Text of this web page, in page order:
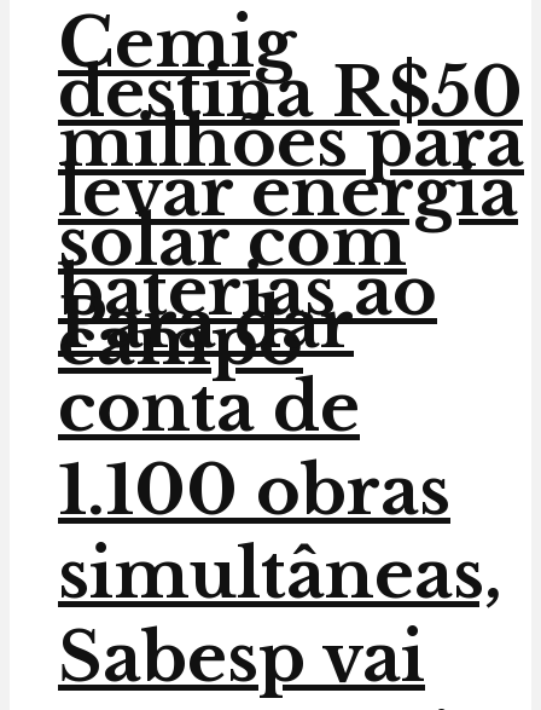
Cemig
destina R$50
milhões para
levar energia
solar com
baterias ao
campo
Para dar
conta de
1.100 obras
simultâneas,
Sabesp vai